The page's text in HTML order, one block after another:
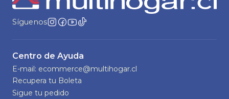
Síguenos
Centro de Ayuda
E-mail: ecommerce@multihogar.cl
Recupera tu Boleta
Sigue tu pedido